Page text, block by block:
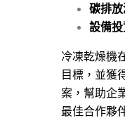
碳排
設備
冷凍乾燥機
目標，並獲
案，幫助企
最佳合作夥